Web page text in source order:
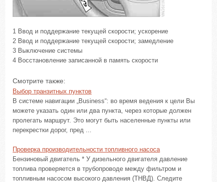
1 Ввод и поддержание текущей скорости; ускорение
2 Ввод и поддержание текущей скорости; замедление
3 Выключение системы
4 Восстановление записанной в память скорости
Смотрите также:
Выбор транзитных пунктов
В системе навигации „Business“: во время ведения к цели Вы
можете указать один или два пункта, через которые должен
пролегать маршрут. Это могут быть населенные пункты или
перекрестки дорог, пред ...
Проверка производительности топливного насоса
Бензиновый двигатель * У дизельного двигателя давление
топлива проверяется в трубопроводе между фильтром и
топливным насосом высокого давления (ТНВД). Следите